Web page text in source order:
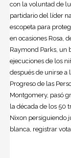
con la voluntad de
partidario del líder
escopeta para
en ocasiones Rosa,
Raymond Parks, un
ejecuciones de los
después de unirse a
Progreso de las
Montgomery, pasó
la década de los 50
Nixon persiguiendo
blanca, registrar